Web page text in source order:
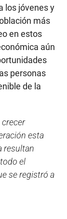
los jóvenes y
más
en estos
aún
personas
de la
crecer
esta
resultan
el
se registró a